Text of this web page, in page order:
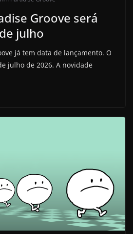
Groove será
julho
já tem data de lançamento. O
julho de 2026. A novidade